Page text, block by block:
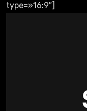
type=»16:9″]